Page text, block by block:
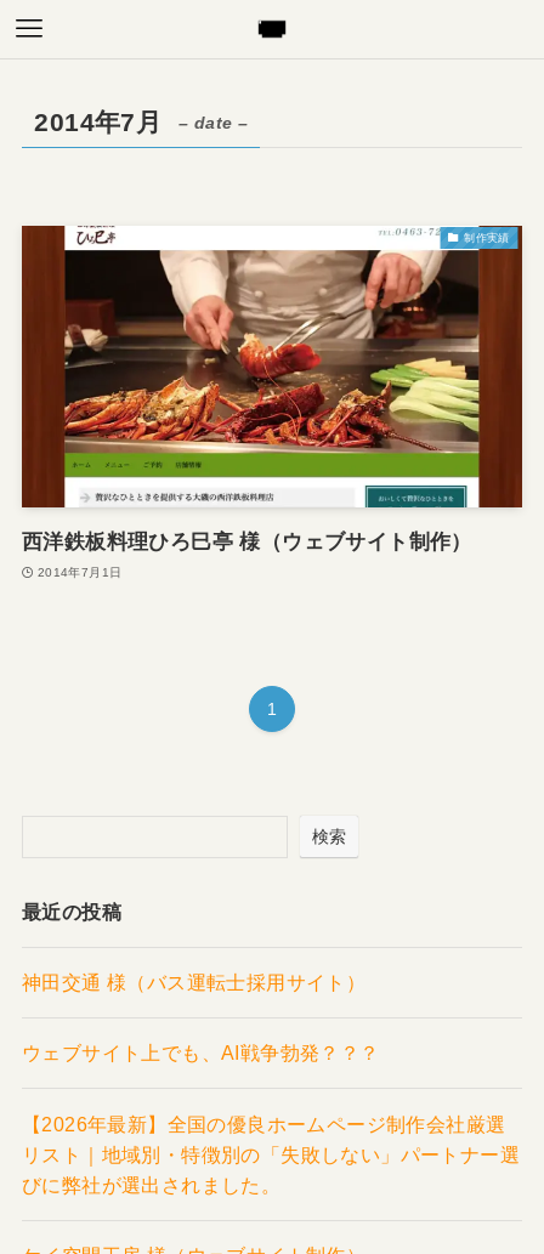
2014年7月 – date –
制作実績
西洋鉄板料理ひろ巳亭 様（ウェブサイト制作）
2014年7月1日
1
検索
最近の投稿
神田交通 様（バス運転士採用サイト）
ウェブサイト上でも、AI戦争勃発？？？
【2026年最新】全国の優良ホームページ制作会社厳選
リスト｜地域別・特徴別の「失敗しない」パートナー選
びに弊社が選出されました。